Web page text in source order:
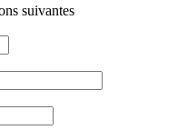
suivantes